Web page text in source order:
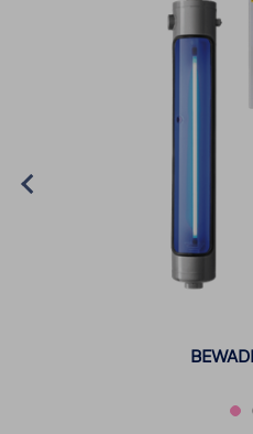
BEWADES® N